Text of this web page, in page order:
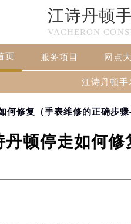
江诗丹顿
VACHERON
页 服务项目 网点
江诗丹顿手
何修复（手表维修的正确步骤
丹顿停走如何修